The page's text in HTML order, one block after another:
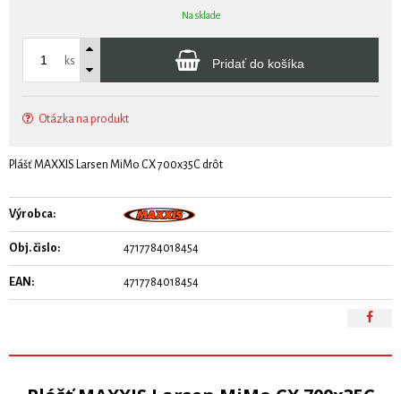
Na sklade
ks Pridať do košíka
Otázka na produkt
Plášť MAXXIS Larsen MiMo CX 700x35C drôt
Výrobca:
Obj. čislo: 4717784018454
EAN: 4717784018454